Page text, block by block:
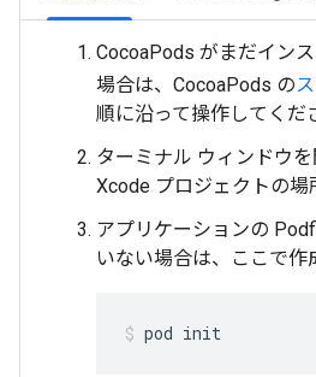
CocoaPods がまだイン
場合は、CocoaPods の
順に沿って操作してくだ
ターミナル ウィンドウ
Xcode プロジェクトの場
アプリケーションの
いない場合は、ここで作
pod init